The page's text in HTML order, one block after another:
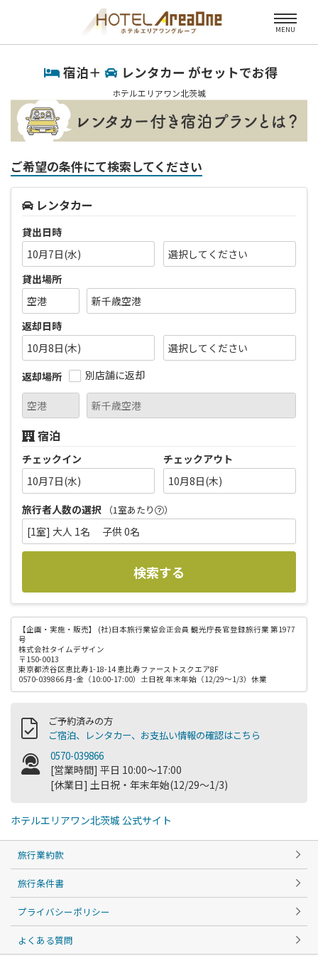
MENU
宿泊＋ レンタカー がセットでお得
ホテルエリアワン北茨城
ご希望の条件にて検索してください
レンタカー
貸出日時
10月7日(水)
貸出場所
返却日時
10月8日(木)
返却場所
別店舗に返却
宿泊
チェックイン
10月7日(水)
チェックアウト
10月8日(木)
旅行者人数の選択
（1室あたり ）
[1室] 大人 1名 子供 0名
検索する
【企画・実施・販売】
(社)日本旅行業協会正会員 観光庁長官登録旅行業 第1977
号
株式会社タイムデザイン
〒150-0013
東京都渋谷区恵比寿1-18-14 恵比寿ファーストスクエア8F
0570-039866 月-金（10:00-17:00）土日祝 年末年始（12/29～1/3）休業
ご予約済みの方
ご宿泊、レンタカー、お支払い情報の確認はこちら
0570-039866
[営業時間] 平日 10:00～17:00
[休業日] 土日祝・年末年始(12/29～1/3)
ホテルエリアワン北茨城 公式サイト
旅行業約款
旅行条件書
プライバシーポリシー
よくある質問